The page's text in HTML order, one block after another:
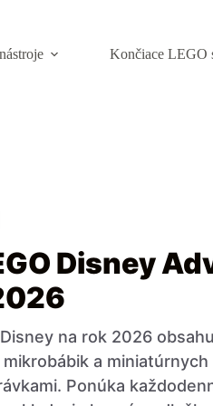
Končiace LEGO
Disney
na rok 2026
a
Ponúka